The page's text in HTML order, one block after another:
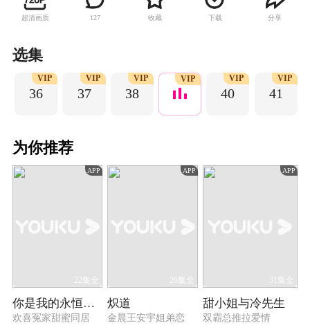
友，两人假戏真做，没想到却终成眷属。随后，
盛景初遭遇了比赛失利、被师父赶出道场等打
磨练棋艺，让更多的年轻人关注围棋，成为传承
中国围棋精神的新生代力量。
超清画质 127 收藏 下载 分享
选集
36
VIP
37
VIP
38
VIP VIP
40
VIP
41
VIP
为你推荐
APP
22集全
你是我的永恒星辰
欢喜冤家甜蜜同居
APP
26集全
炽道
金晨王安宇姐弟恋
APP
31集全
甜小姐与冷先生
双霸总推拉爱情